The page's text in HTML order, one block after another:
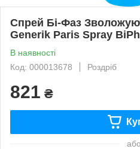
Спрей Бі-Фаз
Generik Paris Spray
В наявності
Код: 000013678
Роздріб
821 ₴
або